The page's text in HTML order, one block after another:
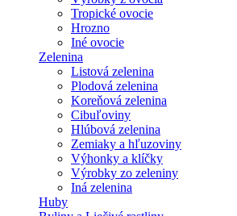
Tropické ovocie
Hrozno
Iné ovocie
Zelenina
Listová zelenina
Plodová zelenina
Koreňová zelenina
Cibuľoviny
Hlúbová zelenina
Zemiaky a hľuzoviny
Výhonky a klíčky
Výrobky zo zeleniny
Iná zelenina
Huby